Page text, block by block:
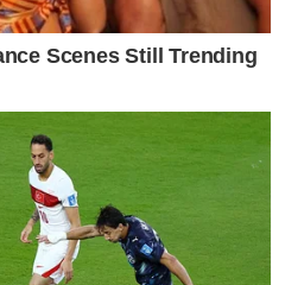
อง เฟิร์สวัน ซึ่งเป็นเพื่อนสนิท
ำไว้นานแล้ว แต่ยังไม่มีโอกาส
หม่และทำ MV เป็นครั้งแรก ผม
ให้ และยอมรับว่าการได้ร่วม
องราวยิ่งเข้มข้นและน่า
Scenes Still Trending